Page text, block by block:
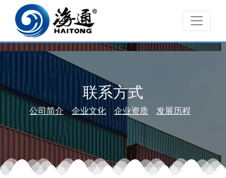
联系方式
公司简介 企业文化 企业资质 发展历程